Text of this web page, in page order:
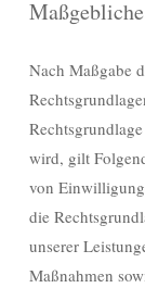
Nach Maßgabe
wird, gilt
von
die
unserer
Maßnahmen